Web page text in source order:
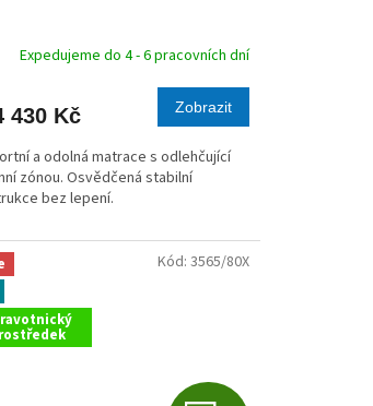
R
M
A
Expedujeme do 4 - 6 pracovních dní
430 Kč Zobrazit
a odolná matrace s odlehčující
zónou. Osvědčená stabilní
bez lepení.
Kód: 3565/80X